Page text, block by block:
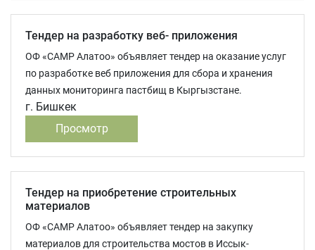
Тендер на разработку веб- приложения
ОФ «САМР Алатоо» объявляет тендер на оказание услуг
по разработке веб приложения для сбора и хранения
данных мониторинга пастбищ в Кыргызстане.
г. Бишкек
Просмотр
Тендер на приобретение строительных
материалов
ОФ «САМР Алатоо» объявляет тендер на закупку
материалов для строительства мостов в Иссык-